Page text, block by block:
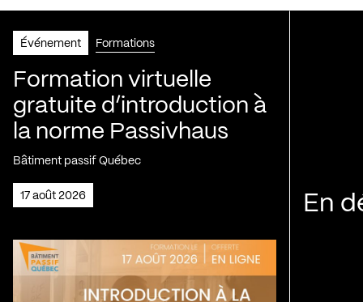
Événement Formations
Formation virtuelle
gratuite d’introduction à
la norme Passivhaus
Bâtiment passif Québec
17 août 2026 En